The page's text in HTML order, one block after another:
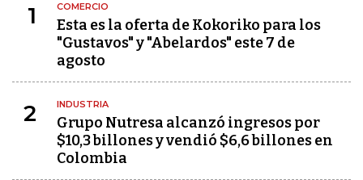
1 COMERCIO
Esta es la oferta de Kokoriko para los
"Gustavos" y "Abelardos" este 7 de
agosto
2 INDUSTRIA
Grupo Nutresa alcanzó ingresos por
$10,3 billones y vendió $6,6 billones en
Colombia